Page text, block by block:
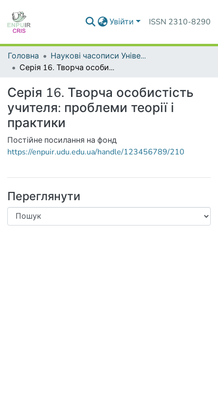
Увійти ISSN 2310-8290
Головна
Наукові часописи Університету
Серія 16. Творча особистість учителя: проблеми теорії і практики
Серія 16. Творча особистість
учителя: проблеми теорії і
практики
Постійне посилання на фонд
https://enpuir.udu.edu.ua/handle/123456789/210
Переглянути